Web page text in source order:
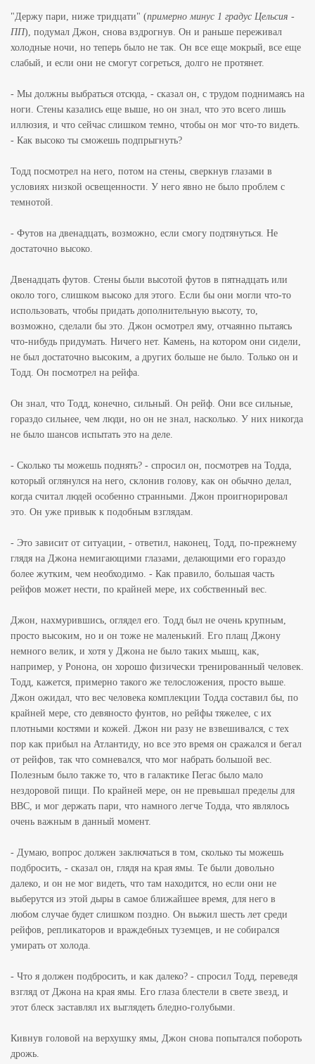
"Держу пари, ниже тридцати" (примерно минус 1 градус Цельсия -
ПП), подумал Джон, снова вздрогнув. Он и раньше переживал
холодные ночи, но теперь было не так. Он все еще мокрый, все еще
слабый, и если они не смогут согреться, долго не протянет.
- Мы должны выбраться отсюда, - сказал он, с трудом поднимаясь на
ноги. Стены казались еще выше, но он знал, что это всего лишь
иллюзия, и что сейчас слишком темно, чтобы он мог что-то видеть.
- Как высоко ты сможешь подпрыгнуть?
Тодд посмотрел на него, потом на стены, сверкнув глазами в
условиях низкой освещенности. У него явно не было проблем с
темнотой.
- Футов на двенадцать, возможно, если смогу подтянуться. Не
достаточно высоко.
Двенадцать футов. Стены были высотой футов в пятнадцать или
около того, слишком высоко для этого. Если бы они могли что-то
использовать, чтобы придать дополнительную высоту, то,
возможно, сделали бы это. Джон осмотрел яму, отчаянно пытаясь
что-нибудь придумать. Ничего нет. Камень, на котором они сидели,
не был достаточно высоким, а других больше не было. Только он и
Тодд. Он посмотрел на рейфа.
Он знал, что Тодд, конечно, сильный. Он рейф. Они все сильные,
гораздо сильнее, чем люди, но он не знал, насколько. У них никогда
не было шансов испытать это на деле.
- Сколько ты можешь поднять? - спросил он, посмотрев на Тодда,
который оглянулся на него, склонив голову, как он обычно делал,
когда считал людей особенно странными. Джон проигнорировал
это. Он уже привык к подобным взглядам.
- Это зависит от ситуации, - ответил, наконец, Тодд, по-прежнему
глядя на Джона немигающими глазами, делающими его гораздо
более жутким, чем необходимо. - Как правило, большая часть
рейфов может нести, по крайней мере, их собственный вес.
Джон, нахмурившись, оглядел его. Тодд был не очень крупным,
просто высоким, но и он тоже не маленький. Его плащ Джону
немного велик, и хотя у Джона не было таких мышц, как,
например, у Ронона, он хорошо физически тренированный человек.
Тодд, кажется, примерно такого же телосложения, просто выше.
Джон ожидал, что вес человека комплекции Тодда составил бы, по
крайней мере, сто девяносто фунтов, но рейфы тяжелее, с их
плотными костями и кожей. Джон ни разу не взвешивался, с тех
пор как прибыл на Атлантиду, но все это время он сражался и бегал
от рейфов, так что сомневался, что мог набрать большой вес.
Полезным было также то, что в галактике Пегас было мало
нездоровой пищи. По крайней мере, он не превышал пределы для
ВВС, и мог держать пари, что намного легче Тодда, что являлось
очень важным в данный момент.
- Думаю, вопрос должен заключаться в том, сколько ты можешь
подбросить, - сказал он, глядя на края ямы. Те были довольно
далеко, и он не мог видеть, что там находится, но если они не
выберутся из этой дыры в самое ближайшее время, для него в
любом случае будет слишком поздно. Он выжил шесть лет среди
рейфов, репликаторов и враждебных туземцев, и не собирался
умирать от холода.
- Что я должен подбросить, и как далеко? - спросил Тодд, переведя
взгляд от Джона на края ямы. Его глаза блестели в свете звезд, и
этот блеск заставлял их выглядеть бледно-голубыми.
Кивнув головой на верхушку ямы, Джон снова попытался побороть
дрожь.